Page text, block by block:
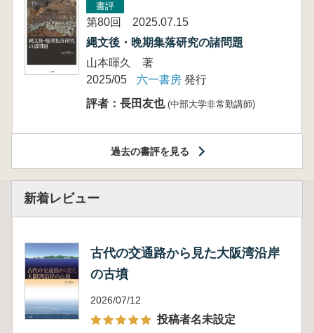
書評
第80回 2025.07.15
縄文後・晩期集落研究の諸問題
山本暉久 著
2025/05
六一書房 発行
評者：長田友也 (中部大学非常勤講師)
過去の書評を見る
新着レビュー
古代の交通路から見た大阪湾沿岸
の古墳
2026/07/12
投稿者名未設定